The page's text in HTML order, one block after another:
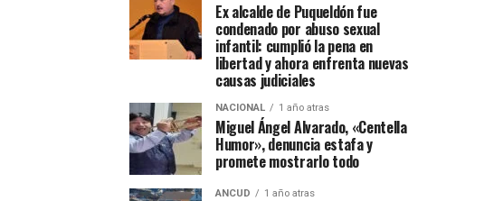
Ex alcalde de Puqueldón fue
condenado por abuso sexual
infantil: cumplió la pena en
libertad y ahora enfrenta nuevas
causas judiciales
NACIONAL 1 año atras
Miguel Ángel Alvarado, «Centella
Humor», denuncia estafa y
promete mostrarlo todo
ANCUD 1 año atras